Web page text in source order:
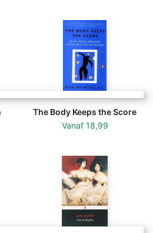
The Body Keeps the Score
Vanaf 18,99